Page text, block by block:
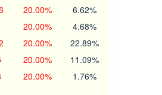
20.00% 6.62%
20.00% 4.68%
20.00% 22.89%
20.00% 11.09%
20.00% 1.76%